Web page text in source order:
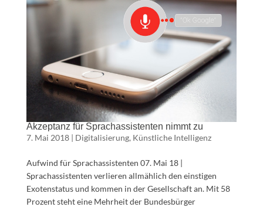
Akzeptanz für Sprachassistenten nimmt zu
7. Mai 2018| Digitalisierung, Künstliche Intelligenz
Aufwind für Sprachassistenten 07. Mai 18 |
Sprachassistenten verlieren allmählich den einstigen
Exotenstatus und kommen in der Gesellschaft an. Mit 58
Prozent steht eine Mehrheit der Bundesbürger